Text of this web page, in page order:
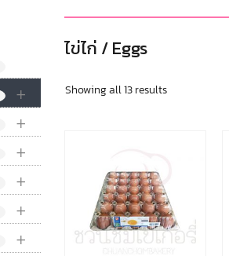
+
+
+
+
+
+
ไข่ไก่ / Eggs
Showing all 13 results